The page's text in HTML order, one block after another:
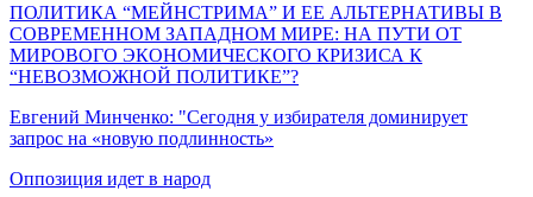
ПОЛИТИКА “МЕЙНСТРИМА” И ЕЕ АЛЬТЕРНАТИВЫ В
СОВРЕМЕННОМ ЗАПАДНОМ МИРЕ: НА ПУТИ ОТ
МИРОВОГО ЭКОНОМИЧЕСКОГО КРИЗИСА К
“НЕВОЗМОЖНОЙ ПОЛИТИКЕ”?
Евгений Минченко: "Сегодня у избирателя доминирует
запрос на «новую подлинность»
Оппозиция идет в народ